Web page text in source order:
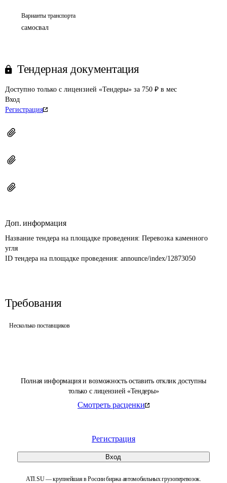
Полная информация и возможность оставить отклик доступны
только с лицензией «Тендеры»
Смотреть расценки
Регистрация
Вход
ATI.SU — крупнейшая в России биржа автомобильных грузоперевозок.
Варианты транспорта
самосвал
Тендерная документация
Доступно только с лицензией «Тендеры» за 750 ₽ в мес
Вход
Регистрация
Доп. информация
Название тендера на площадке проведения: Перевозка каменного
угля
ID тендера на площадке проведения: announce/index/12873050
Требования
Несколько поставщиков